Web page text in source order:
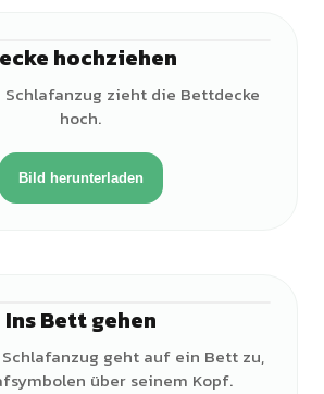
hochziehen
Schlafanzug zieht die Bettdecke
hoch.
Bild herunterladen
Ins Bett gehen
geht auf ein Bett zu,
über seinem Kopf.